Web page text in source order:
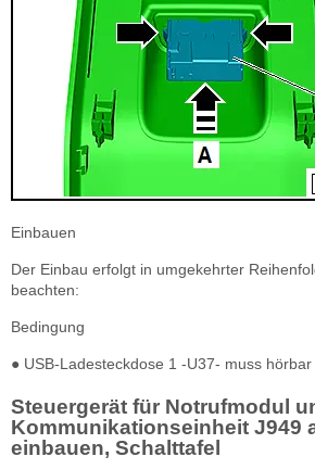
Einbauen
Der Einbau erfolgt in umgekehrter
beachten:
Bedingung
● USB-Ladesteckdose 1 -U37- muss hörbar
Steuergerät für Notrufmodul
Kommunikationseinheit J949
einbauen, Schalttafel